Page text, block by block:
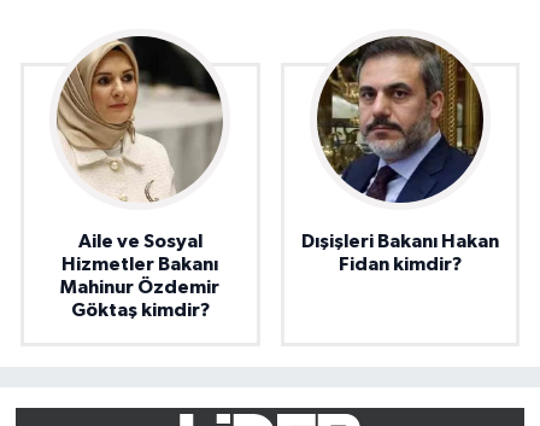
Aile ve Sosyal
Hizmetler Bakanı
Mahinur Özdemir
Göktaş kimdir?
Dışişleri Bakanı Hakan
Fidan kimdir?